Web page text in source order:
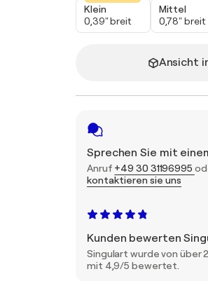
Klein
0,39" breit
Mittel
0,78" breit
Ansicht
Sprechen Sie mit
Anruf +49 30 31196995
kontaktieren sie uns
Kunden bewerten
Singulart wurde von über
mit 4,9/5 bewertet.